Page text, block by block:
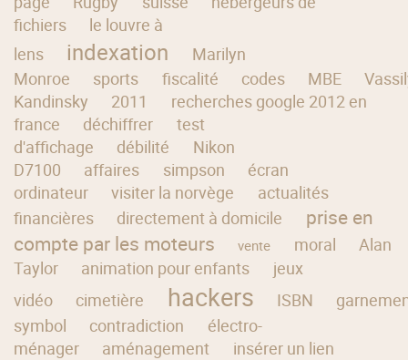
fichiers
le louvre à
lens
indexation
Marilyn
Monroe
sports fiscalité codes MBE
Kandinsky
2011
recherches google 2012 en
france
déchiffrer
test
d'affichage
débilité
Nikon
D7100
affaires simpson
écran
ordinateur
visiter la norvège
actualités
financières
directement à domicile
prise en
compte par les moteurs
vente moral
Alan
Taylor
animation pour enfants
jeux
vidéo
cimetière hackers ISBN
symbol
contradiction
électro-
ménager
aménagement insérer un lien